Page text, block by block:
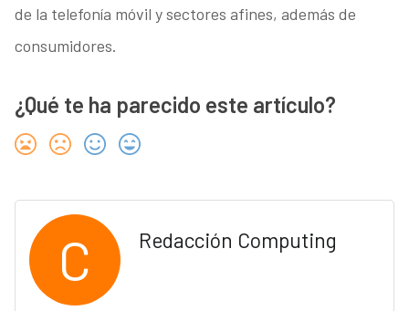
de la telefonía móvil y sectores afines, además de
consumidores.
¿Qué te ha parecido este artículo?
C Redacción Computing